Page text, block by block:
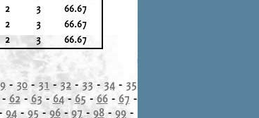
2 3
66.67
2 3
66.67
2 3 66.67
- 30- 31 - 32 - 33 - 34 - 35
- 62- 63 - 64- 65 - 66- 67 -
94- 95- 96-97- 98- 99-